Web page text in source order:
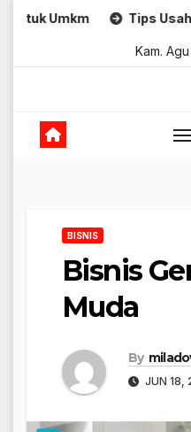
Skip
Tips Usaha
Kam.
BISNIS
Bisnis
Muda
By
JUN 18,